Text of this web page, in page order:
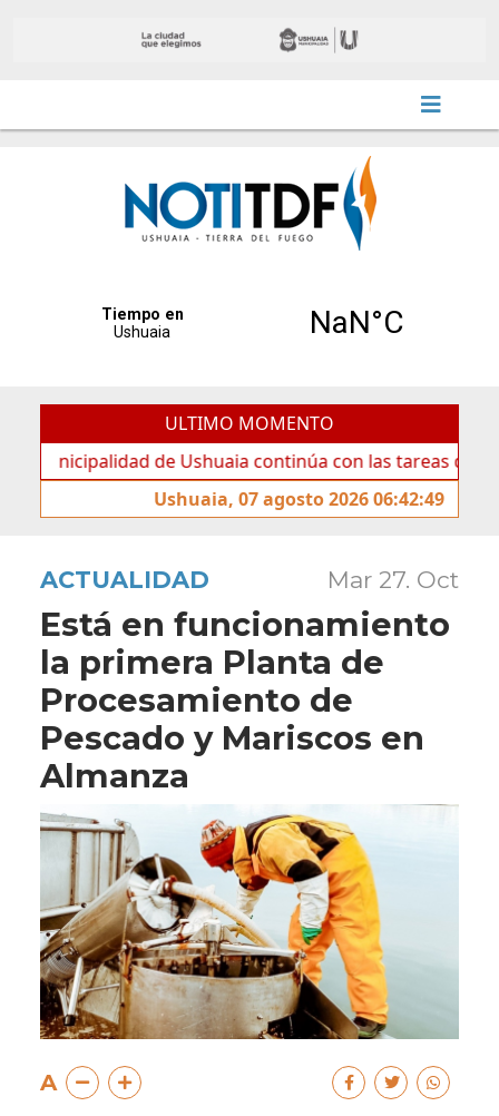
ULTIMO MOMENTO
de Ushuaia continúa con las tareas de
Ushuaia, 07 agosto 2026 06:42:49
ACTUALIDAD Mar 27. Oct
Está en funcionamiento
la primera Planta de
Procesamiento de
Pescado y Mariscos en
Almanza
A